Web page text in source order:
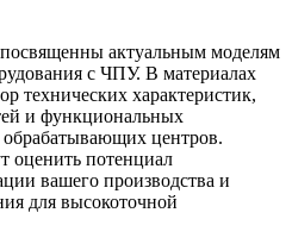
актуальным моделям
с ЧПУ. В материалах
технических характеристик,
и функциональных
центров.
оценить потенциал
вашего производства и
для высокоточной